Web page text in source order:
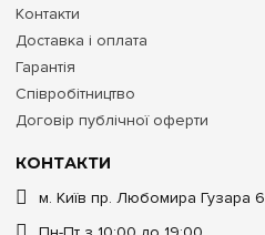
КОНТАКТИ
м. Київ пр. Любомира Гузара 6
Контакти
Доставка і оплата
Гарантія
Співробітництво
Договір публічної оферти